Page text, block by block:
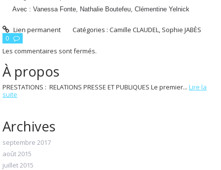
À propos
PRESTATIONS : RELATIONS PRESSE ET PUBLIQUES Le premier... Lire la
suite
Archives
septembre 2017
août 2015
juillet 2015
Avec : Vanessa Fonte, Nathalie Boutefeu, Clémentine Yelnick
Lien permanent Catégories :Camille CLAUDEL, Sophie JABÈS
0
Les commentaires sont fermés.